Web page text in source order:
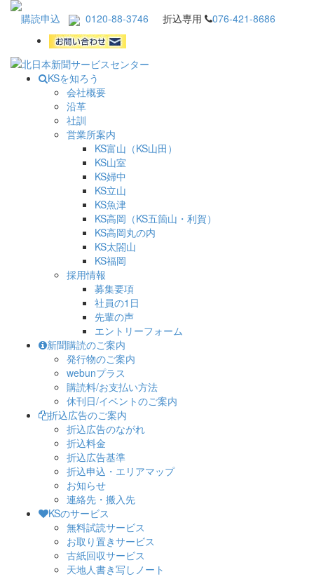
購読申込 0120-88-3746 折込専用 076-421-8686
KSを知ろう
会社概要
沿革
社訓
営業所案内
KS富山（KS山田）
KS山室
KS婦中
KS立山
KS魚津
KS高岡（KS五箇山・利賀）
KS高岡丸の内
KS太閤山
KS福岡
採用情報
募集要項
社員の1日
先輩の声
エントリーフォーム
新聞購読のご案内
発行物のご案内
webunプラス
購読料/お支払い方法
休刊日/イベントのご案内
折込広告のご案内
折込広告のながれ
折込料金
折込広告基準
折込申込・エリアマップ
お知らせ
連絡先・搬入先
KSのサービス
無料試読サービス
お取り置きサービス
古紙回収サービス
天地人書き写しノート